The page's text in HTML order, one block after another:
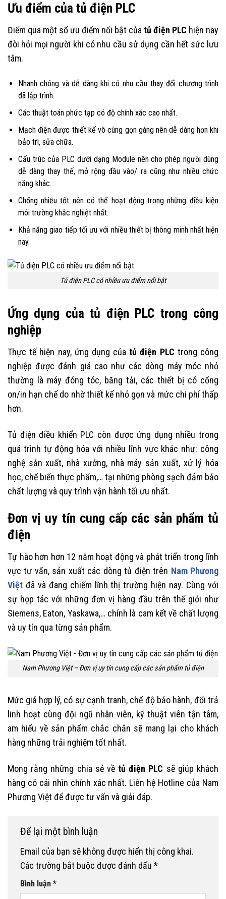
Ưu điểm của tủ điện PLC
Điểm qua một số ưu điểm nổi bật củatủ điện PLC hiện nay
đòi hỏi mọi người khi có nhu cầu sử dụng cần hết sức lưu
tâm.
Nhanh chóng và dễ dàng khi có nhu cầu thay đổi chương trình
đã lập trình.
Các thuật toán phức tạp có độ chính xác cao nhất.
Mạch điện được thiết kế vô cùng gọn gàng nên dễ dàng hơn khi
bảo trì, sửa chữa.
Cấu trúc của PLC dưới dạng Module nên cho phép người dùng
dễ dàng thay thế, mở rộng đầu vào/ ra cũng như nhiều chức
năng khác.
Chống nhiễu tốt nên có thể hoạt động trong những điều kiện
môi trường khắc nghiệt nhất.
Khả năng giao tiếp tối ưu với nhiều thiết bị thông minh nhất hiện
nay.
Tủ điện PLC có nhiều ưu điểm nổi bật
Ứng dụng của tủ điện PLC trong công
nghiệp
Thực tế hiện nay, ứng dụng củatủ điện PLC trong công
nghiệp được đánh giá cao như các dòng máy móc nhỏ
thường là máy đóng tóc, băng tải, các thiết bị có cổng
on/in hạn chế do nhờ thiết kế nhỏ gọn và mức chi phí thấp
hơn.
Tủ điện điều khiển PLC còn được ứng dụng nhiều trong
quá trình tự động hóa với nhiều lĩnh vực khác như: công
nghệ sản xuất, nhà xưởng, nhà máy sản xuất, xử lý hóa
học, chế biến thực phẩm,… tại những phòng sạch đảm bảo
chất lượng và quy trình vận hành tối ưu nhất.
Đơn vị uy tín cung cấp các sản phẩm tủ
điện
Tự hào hơn hơn 12 năm hoạt động và phát triển trong lĩnh
vực tư vấn, sản xuất các dòng tủ điện trên Nam Phương
Việt đã và đang chiếm lĩnh thị trường hiện nay. Cùng với
sự hợp tác với những đơn vị hàng đầu trên thế giới như
Siemens, Eaton, Yaskawa,… chính là cam kết về chất lượng
và uy tín qua từng sản phẩm.
Nam Phương Việt – Đơn vị uy tín cung cấp các sản phẩm tủ điện
Mức giá hợp lý, có sự cạnh tranh, chế độ bảo hành, đổi trả
linh hoạt cùng đội ngũ nhân viên, kỹ thuật viên tận tâm,
am hiểu về sản phẩm chắc chắn sẽ mang lại cho khách
hàng những trải nghiệm tốt nhất.
Mong rằng những chia sẻ vềtủ điện PLC sẽ giúp khách
hàng có cái nhìn chính xác nhất. Liên hệ Hotline của Nam
Phương Việt để được tư vấn và giải đáp.
Để lại một bình luận
Email của bạn sẽ không được hiển thị công khai.
Các trường bắt buộc được đánh dấu *
Bình luận *